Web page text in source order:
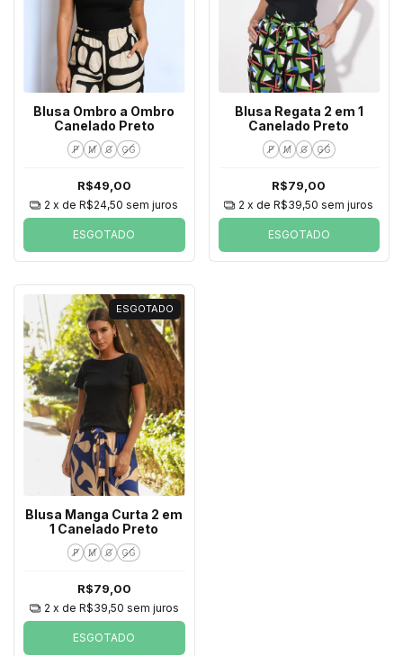
Blusa Ombro a Ombro
Canelado Preto
P M G GG
R$49,00
2 x deR$24,50 sem juros
ESGOTADO
Blusa Regata 2 em 1
Canelado Preto
P M G GG
R$79,00
2 x deR$39,50 sem juros
ESGOTADO
ESGOTADO
Blusa Manga Curta 2 em
1 Canelado Preto
P M G GG
R$79,00
2 x de R$39,50 sem juros
ESGOTADO